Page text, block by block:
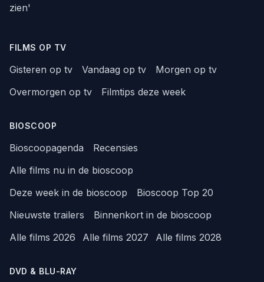
zien'
FILMS OP TV
Gisteren op tv Vandaag op tv
Morgen op tv
Overmorgen op tv
Filmtips deze week
BIOSCOOP
Bioscoopagenda
Recensies
Alle films nu in de bioscoop
Deze week in de bioscoop
Bioscoop Top 20
Nieuwste trailers
Binnenkort in de bioscoop
Alle films 2026
Alle films 2027 Alle films 2028
DVD & BLU-RAY